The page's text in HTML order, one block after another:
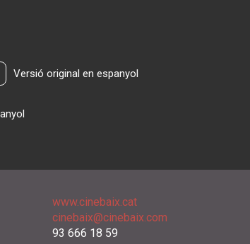
Versió original en espanyol
www.cinebaix.cat
cinebaix@cinebaix.com
93 666 18 59